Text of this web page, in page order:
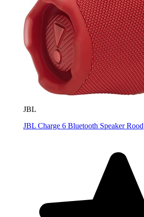
JBL
JBL Charge 6 Bluetooth Speaker Rood